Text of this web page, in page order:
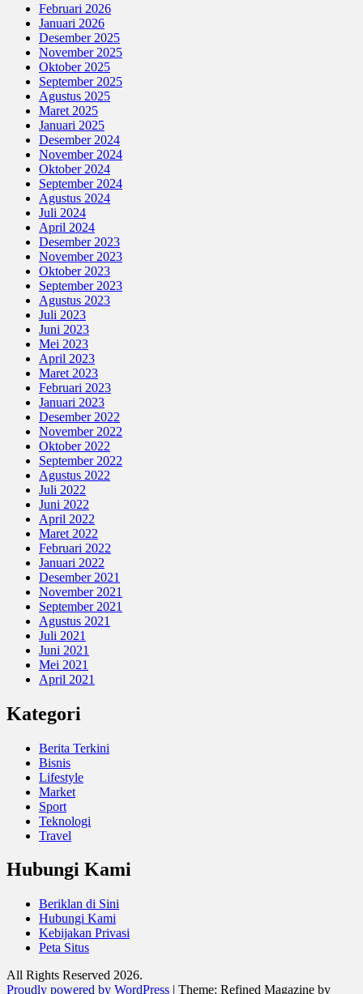
Februari 2026
Januari 2026
Desember 2025
November 2025
Oktober 2025
September 2025
Agustus 2025
Maret 2025
Januari 2025
Desember 2024
November 2024
Oktober 2024
September 2024
Agustus 2024
Juli 2024
April 2024
Desember 2023
November 2023
Oktober 2023
September 2023
Agustus 2023
Juli 2023
Juni 2023
Mei 2023
April 2023
Maret 2023
Februari 2023
Januari 2023
Desember 2022
November 2022
Oktober 2022
September 2022
Agustus 2022
Juli 2022
Juni 2022
April 2022
Maret 2022
Februari 2022
Januari 2022
Desember 2021
November 2021
September 2021
Agustus 2021
Juli 2021
Juni 2021
Mei 2021
April 2021
Kategori
Berita Terkini
Bisnis
Lifestyle
Market
Sport
Teknologi
Travel
Hubungi Kami
Beriklan di Sini
Hubungi Kami
Kebijakan Privasi
Peta Situs
All Rights Reserved 2026.
Proudly powered by WordPress | Theme: Refined Magazine by